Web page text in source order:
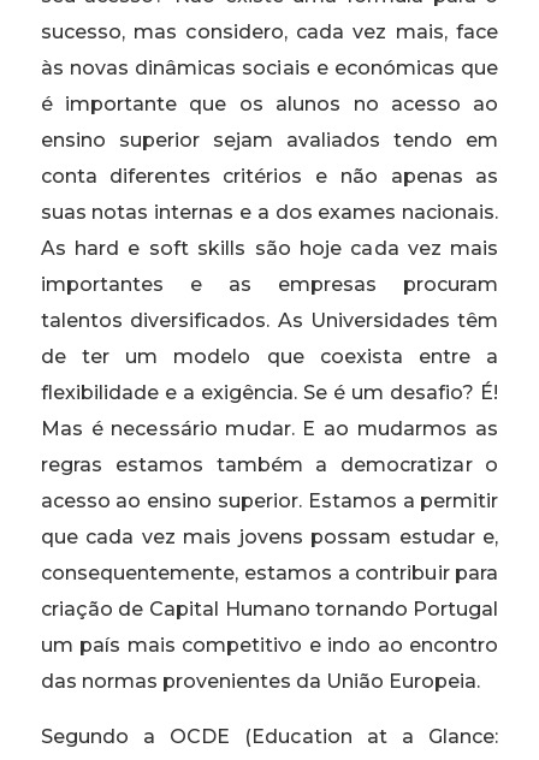
sucesso, mas considero, cada vez mais, face
às novas dinâmicas sociais e económicas que
é importante que os alunos no acesso ao
ensino superior sejam avaliados tendo em
conta diferentes critérios e não apenas as
suas notas internas e a dos exames nacionais.
As hard e soft skills são hoje cada vez mais
importantes e as empresas procuram
talentos diversificados. As Universidades têm
de ter um modelo que coexista entre a
flexibilidade e a exigência. Se é um desafio? É!
Mas é necessário mudar. E ao mudarmos as
regras estamos também a democratizar o
acesso ao ensino superior. Estamos a permitir
que cada vez mais jovens possam estudar e,
consequentemente, estamos a contribuir para
criação de Capital Humano tornando Portugal
um país mais competitivo e indo ao encontro
das normas provenientes da União Europeia.
Segundo a OCDE (Education at a Glance: